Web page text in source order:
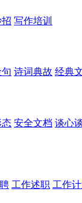
写作培训
诗词典故 经典
态 安全文档 谈心
工作述职 工作计